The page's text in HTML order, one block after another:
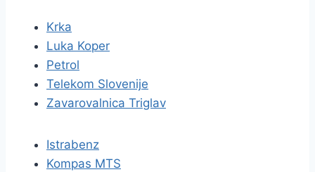
Krka
Luka Koper
Petrol
Telekom Slovenije
Zavarovalnica Triglav
Istrabenz
Kompas MTS